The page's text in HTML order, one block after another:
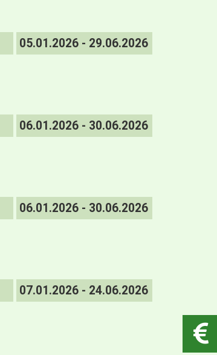
05.01.2026 - 29.06.2026
06.01.2026 - 30.06.2026
06.01.2026 - 30.06.2026
07.01.2026 - 24.06.2026